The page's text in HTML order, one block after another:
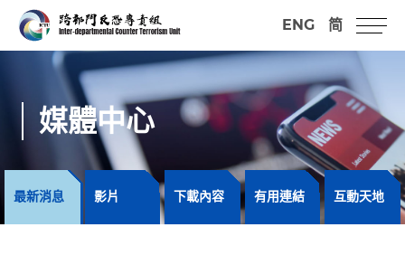
ENG 简
媒體中心
最新消息 影片 下載內容 有用連結 互動天地